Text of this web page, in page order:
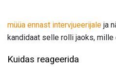
müüa ennast intervjueerijale ja
kandidaat selle rolli jaoks, mille
Kuidas reageerida